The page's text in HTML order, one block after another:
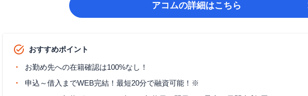
アコムの詳細はこちら
おすすめポイント
お勤め先への在籍確認は100%なし！
申込～借入までWEB完結！最短20分で融資可能！※